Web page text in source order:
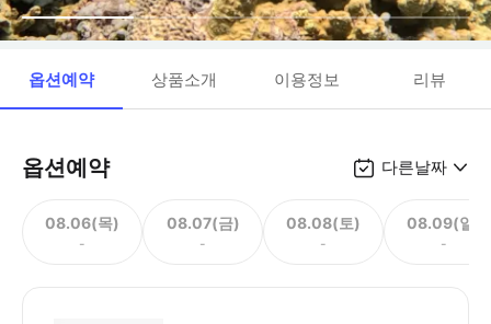
옵션예약 상품소개 이용정보 리뷰
옵션예약 다른날짜
08.06(목)
-
08.07(금)
-
08.08(토)
-
08.09(일)
-